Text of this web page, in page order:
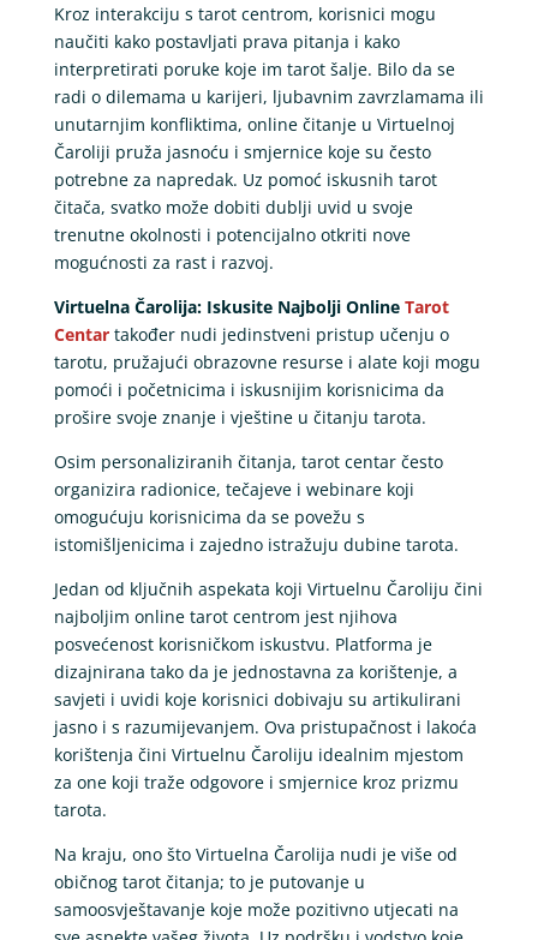
Kroz interakciju s tarot centrom, korisnici mogu
naučiti kako postavljati prava pitanja i kako
interpretirati poruke koje im tarot šalje. Bilo da se
radi o dilemama u karijeri, ljubavnim zavrzlamama ili
unutarnjim konfliktima, online čitanje u Virtuelnoj
Čaroliji pruža jasnoću i smjernice koje su često
potrebne za napredak. Uz pomoć iskusnih tarot
čitača, svatko može dobiti dublji uvid u svoje
trenutne okolnosti i potencijalno otkriti nove
mogućnosti za rast i razvoj.
Virtuelna Čarolija: Iskusite Najbolji Online Tarot
Centartakođer nudi jedinstveni pristup učenju o
tarotu, pružajući obrazovne resurse i alate koji mogu
pomoći i početnicima i iskusnijim korisnicima da
prošire svoje znanje i vještine u čitanju tarota.
Osim personaliziranih čitanja, tarot centar često
organizira radionice, tečajeve i webinare koji
omogućuju korisnicima da se povežu s
istomišljenicima i zajedno istražuju dubine tarota.
Jedan od ključnih aspekata koji Virtuelnu Čaroliju čini
najboljim online tarot centrom jest njihova
posvećenost korisničkom iskustvu. Platforma je
dizajnirana tako da je jednostavna za korištenje, a
savjeti i uvidi koje korisnici dobivaju su artikulirani
jasno i s razumijevanjem. Ova pristupačnost i lakoća
korištenja čini Virtuelnu Čaroliju idealnim mjestom
za one koji traže odgovore i smjernice kroz prizmu
tarota.
Na kraju, ono što Virtuelna Čarolija nudi je više od
običnog tarot čitanja; to je putovanje u
samoosvještavanje koje može pozitivno utjecati na